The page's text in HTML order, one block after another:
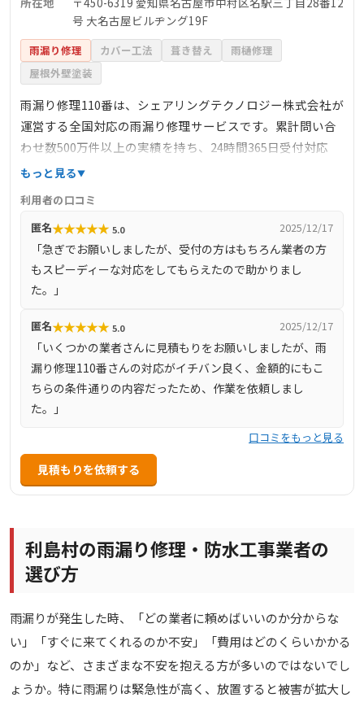
号 大名古屋ビルヂング19F
雨漏り修理 カバー工法 葺き替え
雨樋修理
屋根外壁塗装
雨漏り修理110番は、シェアリングテクノロジー株式会社が
運営する全国対応の雨漏り修理サービスです。累計問い合
わせ数500万件以上の実績を持ち、24時間365日受付対応
で、緊急の雨漏りトラブルにも迅速に対応します。料金は
ど、部分修理から大規模な修繕まで幅広く対応していま
す。見積もり後の追加料金は不要で、安心して依頼できる
点も特徴です。
もっと見る
利用者の口コミ
匿名★★★★★ 5.0 2025/12/17
「急ぎでお願いしましたが、受付の方はもちろん業者の方
もスピーディーな対応をしてもらえたので助かりまし
た。」
匿名★★★★★ 5.0 2025/12/17
「いくつかの業者さんに見積もりをお願いしましたが、雨
漏り修理110番さんの対応がイチバン良く、金額的にもこ
ちらの条件通りの内容だったため、作業を依頼しまし
た。」
口コミをもっと見る
見積もりを依頼する
利島村の雨漏り修理・防水工事業者の
選び方
雨漏りが発生した時、「どの業者に頼めばいいのか分からな
い」「すぐに来てくれるのか不安」「費用はどのくらいかかる
のか」など、さまざまな不安を抱える方が多いのではないでし
ょうか。特に雨漏りは緊急性が高く、放置すると被害が拡大し